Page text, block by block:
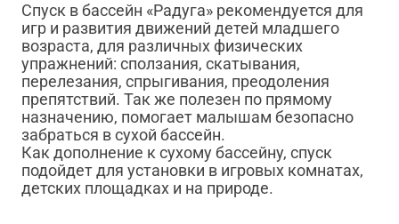
Спуск в бассейн «Радуга» рекомендуется для
игр и развития движений детей младшего
возраста, для различных физических
упражнений: сползания, скатывания,
перелезания, спрыгивания, преодоления
препятствий. Так же полезен по прямому
назначению, помогает малышам безопасно
забраться в сухой бассейн.
Как дополнение к сухому бассейну, спуск
подойдет для установки в игровых комнатах,
детских площадках и на природе.